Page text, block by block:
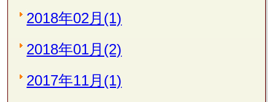
2018年02月(1)
2018年01月(2)
2017年11月(1)